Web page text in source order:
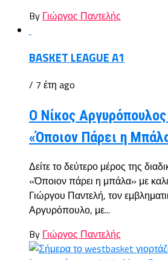
By Γιώργος Παντελής
BASKET LEAGUE A1
/ 7 έτη ago
Ο Νίκος
«Όποιον Πάρει η
Δείτε το δεύτερο μέρος της
«Όποιον πάρει η μπάλα» με
Γιώργου Παντελή, τον
Αργυρόπουλο, με...
By Γιώργος Παντελής